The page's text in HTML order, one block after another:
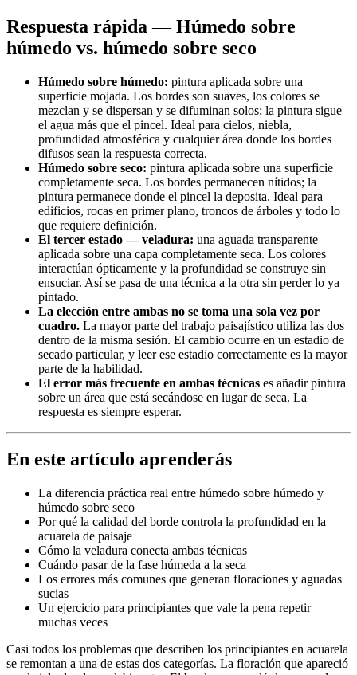
Respuesta rápida — Húmedo sobre
húmedo vs. húmedo sobre seco
Húmedo sobre húmedo: pintura aplicada sobre una
superficie mojada. Los bordes son suaves, los colores se
mezclan y se dispersan y se difuminan solos; la pintura sigue
el agua más que el pincel. Ideal para cielos, niebla,
profundidad atmosférica y cualquier área donde los bordes
difusos sean la respuesta correcta.
Húmedo sobre seco: pintura aplicada sobre una superficie
completamente seca. Los bordes permanecen nítidos; la
pintura permanece donde el pincel la deposita. Ideal para
edificios, rocas en primer plano, troncos de árboles y todo lo
que requiere definición.
El tercer estado — veladura: una aguada transparente
aplicada sobre una capa completamente seca. Los colores
interactúan ópticamente y la profundidad se construye sin
ensuciar. Así se pasa de una técnica a la otra sin perder lo ya
pintado.
La elección entre ambas no se toma una sola vez por
cuadro. La mayor parte del trabajo paisajístico utiliza las dos
dentro de la misma sesión. El cambio ocurre en un estadio de
secado particular, y leer ese estadio correctamente es la mayor
parte de la habilidad.
El error más frecuente en ambas técnicas es añadir pintura
sobre un área que está secándose en lugar de seca. La
respuesta es siempre esperar.
En este artículo aprenderás
La diferencia práctica real entre húmedo sobre húmedo y
húmedo sobre seco
Por qué la calidad del borde controla la profundidad en la
acuarela de paisaje
Cómo la veladura conecta ambas técnicas
Cuándo pasar de la fase húmeda a la seca
Los errores más comunes que generan floraciones y aguadas
sucias
Un ejercicio para principiantes que vale la pena repetir
muchas veces
Casi todos los problemas que describen los principiantes en acuarela
se remontan a una de estas dos categorías. La floración que apareció